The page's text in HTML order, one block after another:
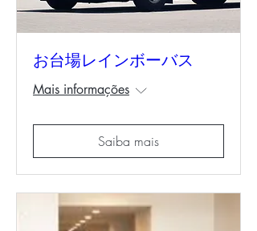
お台場レインボーバス
Mais informações
Saiba mais